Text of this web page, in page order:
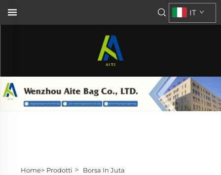
IT
Home> Prodotti > Borsa In Juta